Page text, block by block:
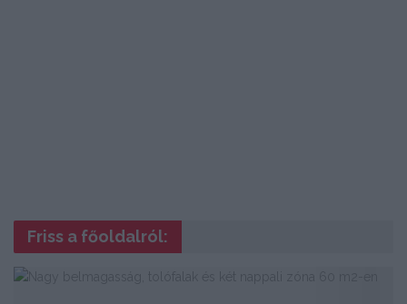
Friss a főoldalról: